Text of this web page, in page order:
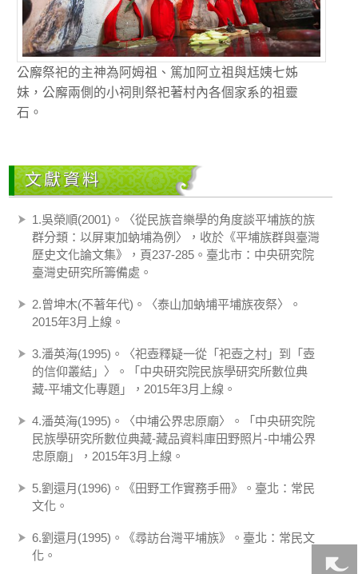
公廨祭祀的主神為阿姆祖、篤加阿立祖與尪姨七姊
妹，公廨兩側的小祠則祭祀著村內各個家系的祖靈
石。
文獻資料
1.吳榮順(2001)。〈從民族音樂學的角度談平埔族的族
群分類：以屏東加蚋埔為例〉，收於《平埔族群與臺灣
歷史文化論文集》，頁237-285。臺北市：中央研究院
臺灣史研究所籌備處。
2.曾坤木(不著年代)。〈泰山加蚋埔平埔族夜祭〉。
2015年3月上線。
3.潘英海(1995)。〈祀壺釋疑一從「祀壺之村」到「壺
的信仰叢結」〉。「中央研究院民族學研究所數位典
藏-平埔文化專題」，2015年3月上線。
4.潘英海(1995)。〈中埔公界忠原廟〉。「中央研究院
民族學研究所數位典藏-藏品資料庫田野照片-中埔公界
忠原廟」，2015年3月上線。
5.劉還月(1996)。《田野工作實務手冊》。臺北：常民
文化。
6.劉還月(1995)。《尋訪台灣平埔族》。臺北：常民文
化。